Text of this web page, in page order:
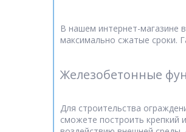
В нашем интернет-магазине
максимально сжатые сроки.
Железобетонные
Для строительства
сможете построить крепкий